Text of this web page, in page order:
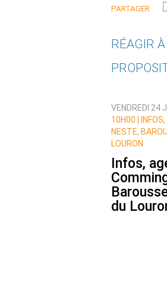
PARTAGER
RÉAGIR
Nom
Courriel
VENDREDI 24
10H00 |
NESTE,
LOURON
Infos,
du